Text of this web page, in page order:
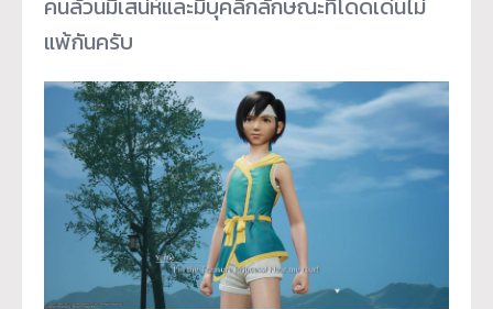
คนล้วนมีเสน่ห์และมีบุคลิกลักษณะที่โดดเด่นไม่
แพ้กันครับ